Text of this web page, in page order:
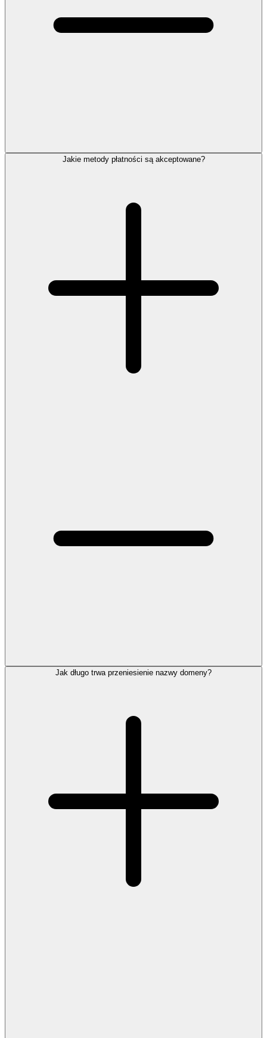
Jakie metody płatności są akceptowane?
Jak długo trwa przeniesienie nazwy domeny?